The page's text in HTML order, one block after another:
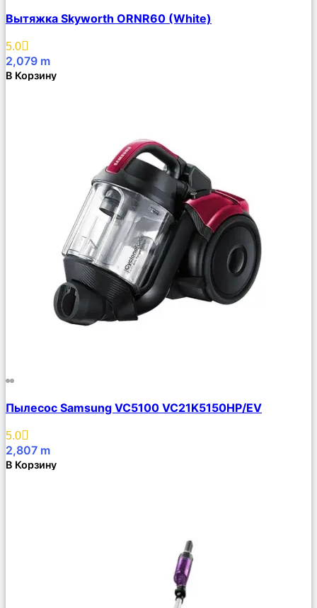
Описание
Избранное
Вытяжка Skyworth ORNR60 (White)
5.0
2,079 m
В Корзину
Описание
Избранное
Пылесос Samsung VC5100 VC21K5150HP/EV
5.0
2,807 m
В Корзину